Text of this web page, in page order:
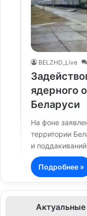
BELZHD_Live
ядерного
Беларуси
На фоне
территории
и
Подробнее »
Актуальные